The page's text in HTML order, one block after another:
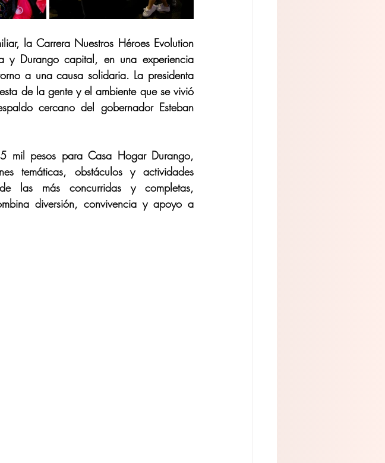
la Carrera Nuestros Héroes Evolution
y Durango capital, en una experiencia
a una causa solidaria. La presidenta
de la gente y el ambiente que se vivió
cercano del gobernador Esteban
mil pesos para Casa Hogar Durango,
temáticas, obstáculos y actividades
las más concurridas y completas,
diversión, convivencia y apoyo a